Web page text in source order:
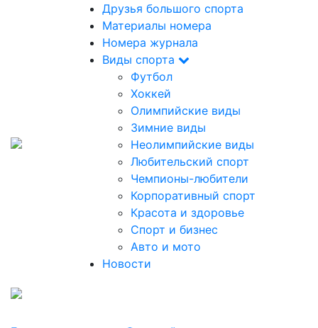
Друзья большого спорта
Материалы номера
Номера журнала
Виды спорта
Футбол
Хоккей
Олимпийские виды
Зимние виды
Неолимпийские виды
Любительский спорт
Чемпионы-любители
Корпоративный спорт
Красота и здоровье
Спорт и бизнес
Авто и мото
Новости